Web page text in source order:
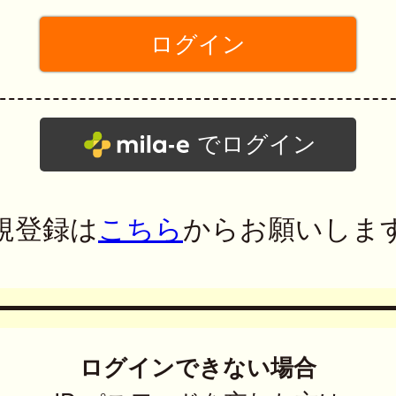
でログイン
登録はこちらからお願いしま
ログインできない場合